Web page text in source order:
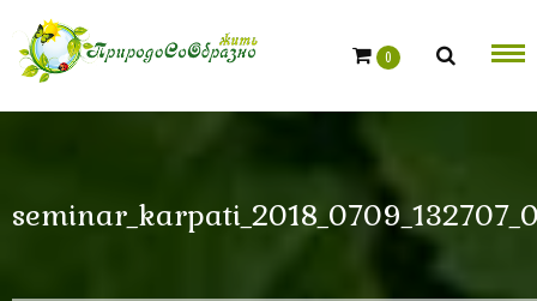
content
0